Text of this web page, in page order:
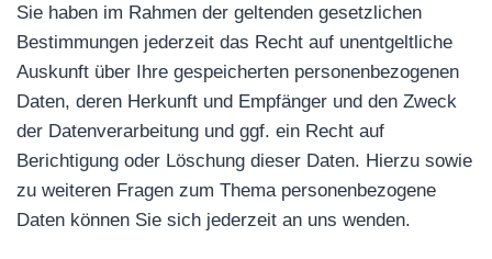
Sie haben im Rahmen der geltenden gesetzlichen
Bestimmungen jederzeit das Recht auf unentgeltliche
Auskunft über Ihre gespeicherten personenbezogenen
Daten, deren Herkunft und Empfänger und den Zweck
der Datenverarbeitung und ggf. ein Recht auf
Berichtigung oder Löschung dieser Daten. Hierzu sowie
zu weiteren Fragen zum Thema personenbezogene
Daten können Sie sich jederzeit an uns wenden.